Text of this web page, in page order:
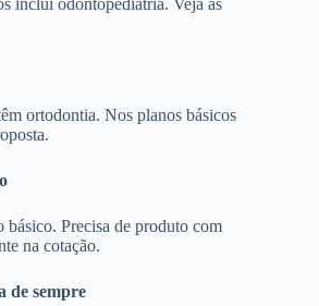
inclui odontopediatria. Veja as
ortodontia. Nos planos básicos
básico. Precisa de produto com
na cotação.
de sempre